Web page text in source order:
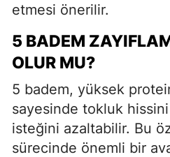
etmesi önerilir.
5 BADEM
OLUR MU?
5 badem, yüksek
sayesinde tokluk hissini
isteğini azaltabilir. Bu
sürecinde önemli bir